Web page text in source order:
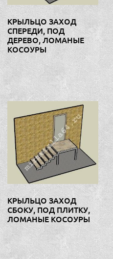
КРЫЛЬЦО ЗАХОД
СПЕРЕДИ, ПОД
ДЕРЕВО, ЛОМАНЫЕ
КОСОУРЫ
КРЫЛЬЦО ЗАХОД
СБОКУ, ПОД ПЛИТКУ,
ЛОМАНЫЕ КОСОУРЫ